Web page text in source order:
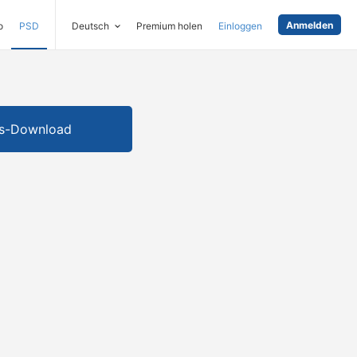
PSD Deutsch Premium holen Einloggen Anmelden
Download